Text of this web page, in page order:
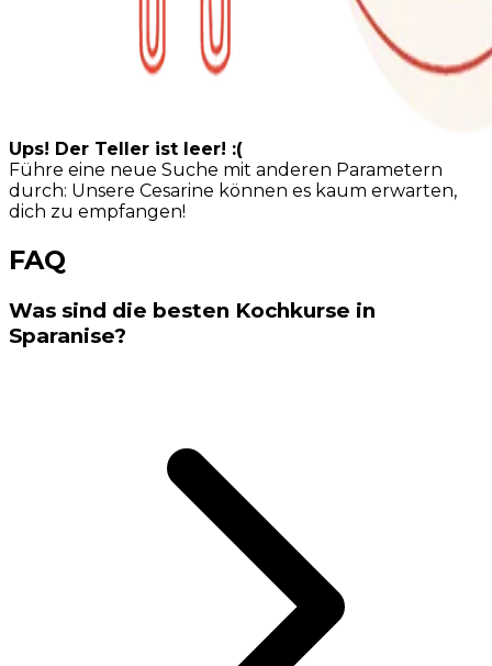
Ups! Der Teller ist leer! :(
Führe eine neue Suche mit anderen Parametern
durch: Unsere Cesarine können es kaum erwarten,
dich zu empfangen!
FAQ
Was sind die besten Kochkurse in
Sparanise?